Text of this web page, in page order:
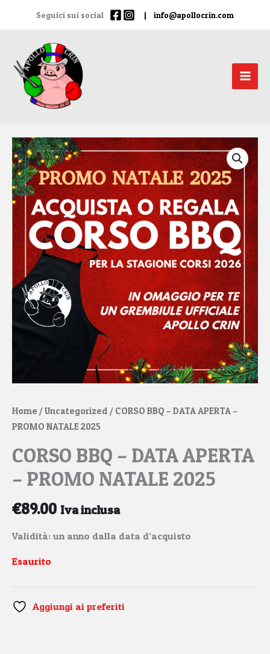
Seguici sui social | info@apollocrin.com
Home /Uncategorized / CORSO BBQ – DATA APERTA –
PROMO NATALE 2025
CORSO BBQ – DATA APERTA
– PROMO NATALE 2025
€89.00 Iva inclusa
Validità: un anno dalla data d’acquisto
Esaurito
Aggiungi ai preferiti